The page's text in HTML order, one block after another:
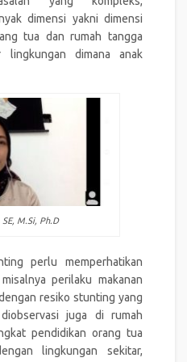
dimensi yakni dimensi
tua dan rumah tangga
lingkungan dimana anak
M.Si, Ph.D
perlu memperhatikan
perilaku makanan
resiko stunting yang
juga di rumah
pendidikan orang tua
lingkungan sekitar,